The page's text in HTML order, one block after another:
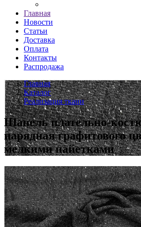
Главная
Новости
Статьи
Доставка
Оплата
Контакты
Распродажа
Главная
Каталог
Реализация ткани
Шанель плательно-
нарядная графитового
мелкими пайетками